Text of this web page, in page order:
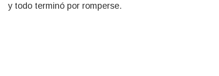
y todo terminó por romperse.